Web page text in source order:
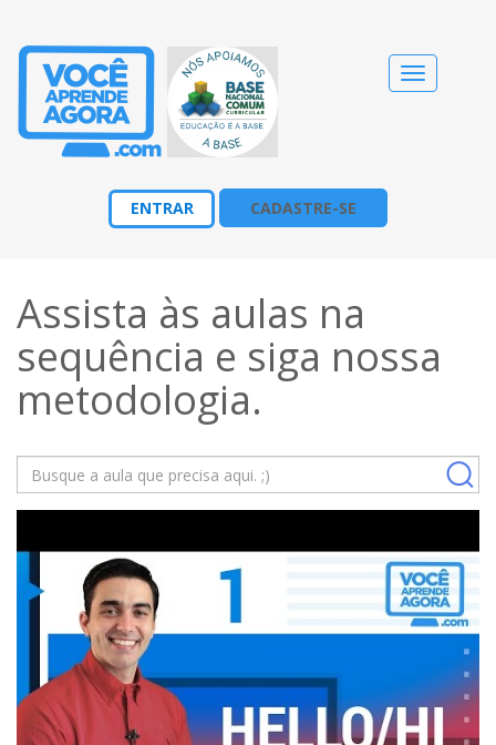
Alternar
navegação
ENTRAR CADASTRE-SE
Assista às aulas na
sequência e siga nossa
metodologia.